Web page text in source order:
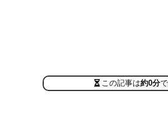
この記事は約0分